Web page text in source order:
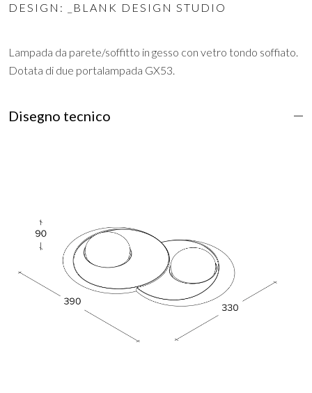
DESIGN: _BLANK DESIGN STUDIO
Lampada da parete/soffitto in gesso con vetro tondo soffiato.
Dotata di due portalampada GX53.
Disegno tecnico